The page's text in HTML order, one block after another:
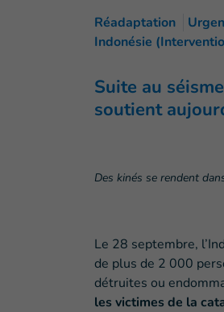
Réadaptation
Indonésie
Suite au
soutient
Des kinés se rendent
Le 28 septembre,
de plus de 2 000
détruites ou
les victimes de la